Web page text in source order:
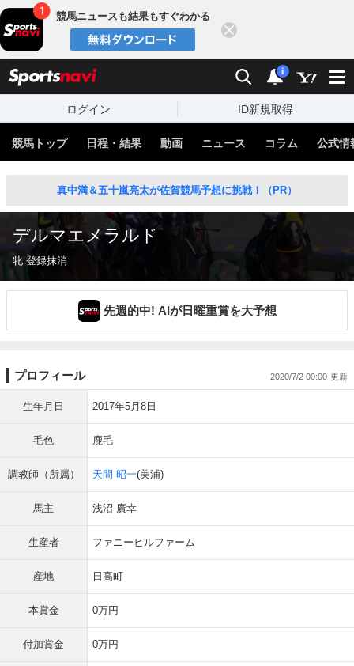
競馬ニュースも結果もすぐわかる
検索 通知
i
ログイン ID新規取得
競馬トップ 日程・結果 動画 ニュース コラム 公式情
真中満＆五十嵐亮太が佐賀競馬予想に挑戦！（PR）
デルマエメラルド
牝 登録抹消
先週的中! AIが日曜重賞を大予想
プロフィール 2020/7/2 00:00
生年月日 2017年5月8日
毛色 鹿毛
調教師（所属） 天間 昭一(美浦)
馬主 浅沼 廣幸
生産者 ファニーヒルファーム
産地 日高町
本賞金 0万円
付加賞金 0万円